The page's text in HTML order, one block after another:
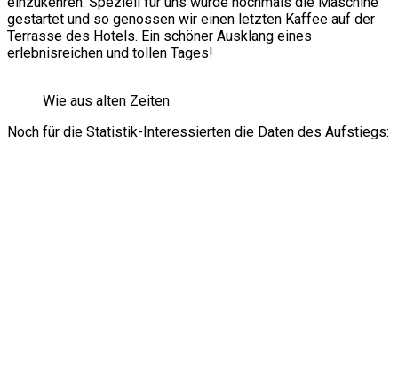
gestartet und so genossen wir einen letzten Kaffee auf der
Terrasse des Hotels. Ein schöner Ausklang eines
erlebnisreichen und tollen Tages!
Wie aus alten Zeiten
Noch für die Statistik-Interessierten die Daten des Aufstiegs: